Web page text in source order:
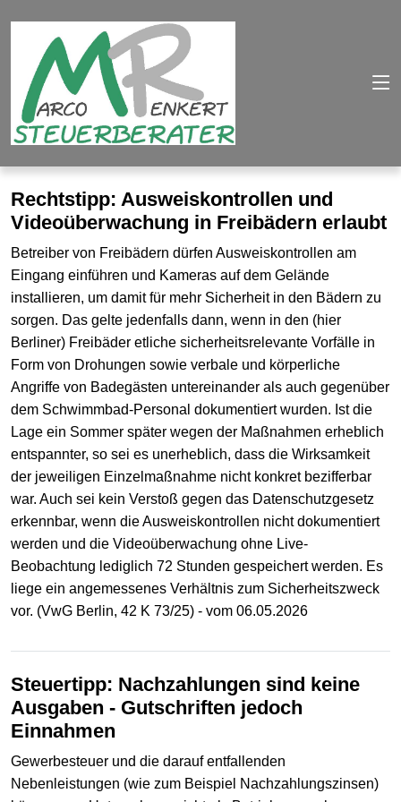
Rechtstipp: Ausweiskontrollen und
Videoüberwachung in Freibädern erlaubt
Betreiber von Freibädern dürfen Ausweiskontrollen am
Eingang einführen und Kameras auf dem Gelände
installieren, um damit für mehr Sicherheit in den Bädern zu
sorgen. Das gelte jedenfalls dann, wenn in den (hier
Berliner) Freibäder etliche sicherheitsrelevante Vorfälle in
Form von Drohungen sowie verbale und körperliche
Angriffe von Badegästen untereinander als auch gegenüber
dem Schwimmbad-Personal dokumentiert wurden. Ist die
Lage ein Sommer später wegen der Maßnahmen erheblich
entspannter, so sei es unerheblich, dass die Wirksamkeit
der jeweiligen Einzelmaßnahme nicht konkret bezifferbar
war. Auch sei kein Verstoß gegen das Datenschutzgesetz
erkennbar, wenn die Ausweiskontrollen nicht dokumentiert
werden und die Videoüberwachung ohne Live-
Beobachtung lediglich 72 Stunden gespeichert werden. Es
liege ein angemessenes Verhältnis zum Sicherheitszweck
vor. (VwG Berlin, 42 K 73/25) - vom 06.05.2026
Steuertipp: Nachzahlungen sind keine
Ausgaben - Gutschriften jedoch
Einnahmen
Gewerbesteuer und die darauf entfallenden
Nebenleistungen (wie zum Beispiel Nachzahlungszinsen)